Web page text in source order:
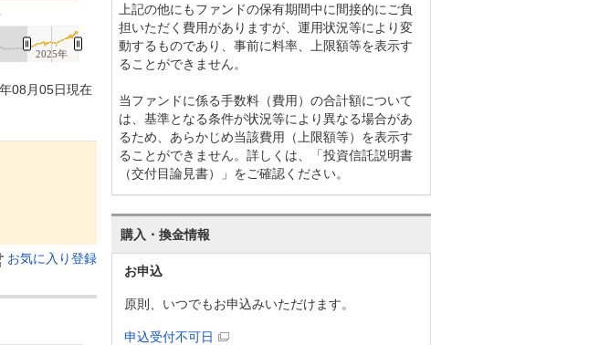
2025年
08月05日現在
お気に入り登録
上記の他にもファンドの保有期間中に間接的にご負
担いただく費用がありますが、運用状況等により変
動するものであり、事前に料率、上限額等を表示す
ることができません。
当ファンドに係る手数料（費用）の合計額について
は、基準となる条件が状況等により異なる場合があ
るため、あらかじめ当該費用（上限額等）を表示す
ることができません。詳しくは、「投資信託説明書
（交付目論見書）」をご確認ください。
購入・換金情報
お申込
原則、いつでもお申込みいただけます。
申込受付不可日